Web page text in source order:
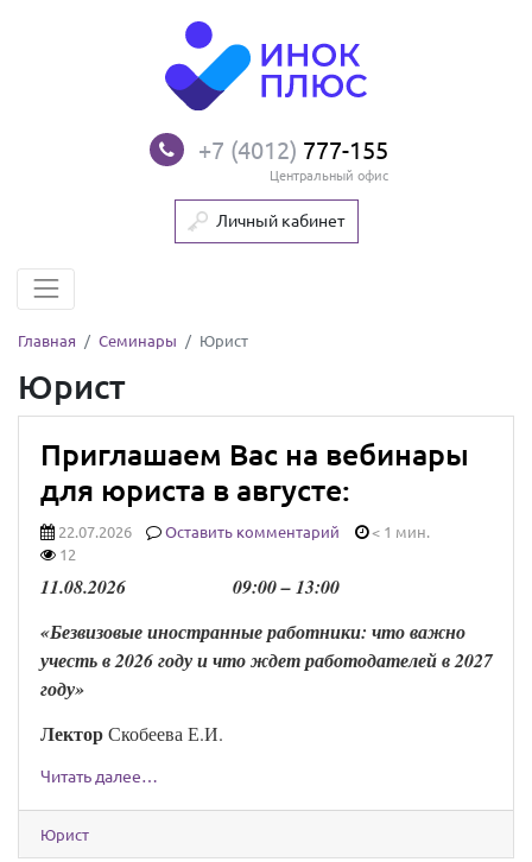
+7 (4012) 777-155
Центральный офис
Личный кабинет
Главная Семинары Юрист
Юрист
Приглашаем Вас на вебинары
для юриста в августе:
22.07.2026 Оставить комментарий
< 1 мин.
12
11.08.2026 09:00 –13:00
«Безвизовые иностранные работники: что важно
учесть в 2026 году и что ждет работодателей в 2027
году»
ЛекторСкобеева Е.И.
Читать далее…
Юрист